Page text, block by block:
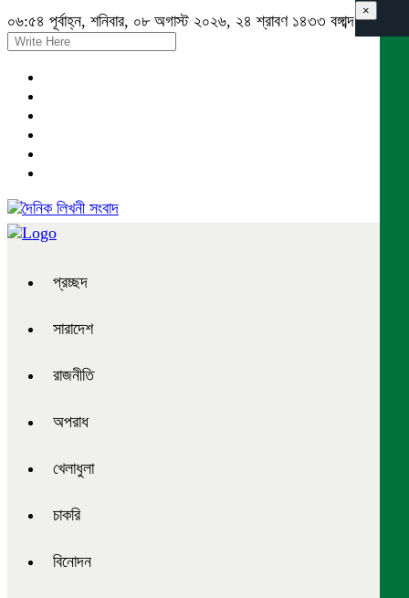
০৬:৫৪ পূর্বাহ্ন, শনিবার, ০৮ অগাস্ট ২০২৬, ২৪ শ্রাবণ ১৪৩৩ বঙ্গাব্দ
প্রচ্ছদ
সারাদেশ
রাজনীতি
অপরাধ
খেলাধুলা
চাকরি
বিনোদন
×